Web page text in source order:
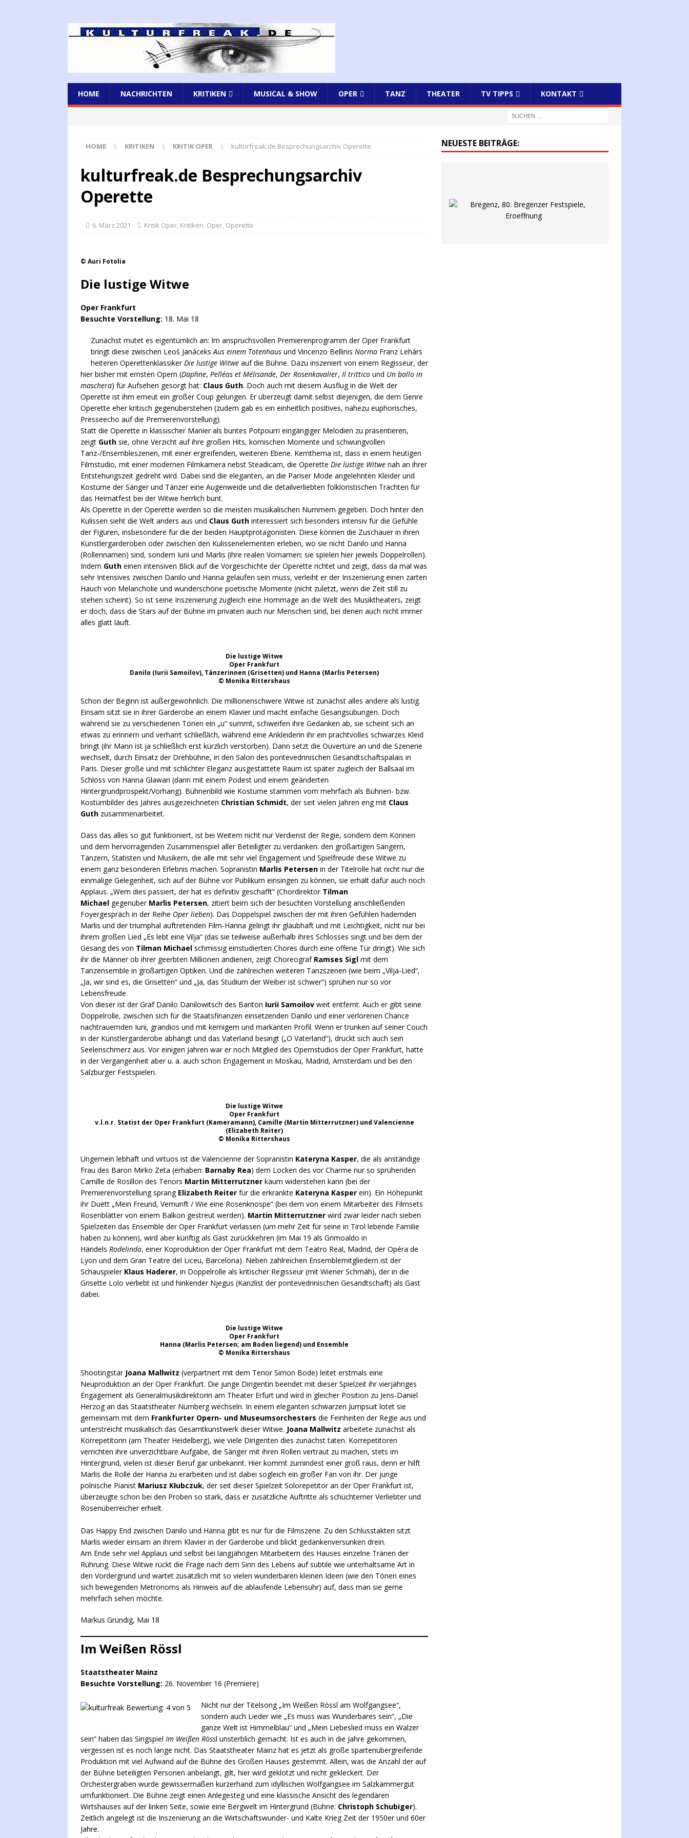
HOME NACHRICHTEN KRITIKEN MUSICAL & SHOW OPER TANZ THEATER TV TIPPS KONTAKT
HOME KRITIKEN KRITIK OPER kulturfreak.de Besprechungsarchiv Operette
kulturfreak.de Besprechungsarchiv
Operette
6. März 2021 Kritik Oper, Kritiken, Oper, Operette
© Auri Fotolia
Die lustige Witwe
Oper Frankfurt
Besuchte Vorstellung: 18. Mai 18
Zunächst mutet es eigentümlich an: Im anspruchsvollen Premierenprogramm der Oper Frankfurt
bringt diese zwischen Leoš JanáceksAus einem Totenhaus und Vincenzo Bellinis Norma Franz Lehárs
heiteren OperettenklassikerDie lustige Witwe auf die Bühne. Dazu inszeniert von einem Regisseur, der
hier bisher mit ernsten Opern (Daphne, Pelléas et Mélisande, Der Rosenkavalier, Il trittico und Un ballo in
maschera) für Aufsehen gesorgt hat: Claus Guth. Doch auch mit diesem Ausflug in die Welt der
Operette ist ihm erneut ein großer Coup gelungen. Er überzeugt damit selbst diejenigen, die dem Genre
Operette eher kritisch gegenüberstehen (zudem gab es ein einheitlich positives, nahezu euphorisches,
Presseecho auf die Premierenvorstellung).
Statt die Operette in klassischer Manier als buntes Potpourri eingängiger Melodien zu präsentieren,
zeigt Guth sie, ohne Verzicht auf ihre großen Hits, komischen Momente und schwungvollen
Tanz-/Ensembleszenen, mit einer ergreifenden, weiteren Ebene. Kernthema ist, dass in einem heutigen
Filmstudio, mit einer modernen Filmkamera nebst Steadicam, die Operette Die lustige Witwe nah an ihrer
Entstehungszeit gedreht wird. Dabei sind die eleganten, an die Pariser Mode angelehnten Kleider und
Kostüme der Sänger und Tänzer eine Augenweide und die detailverliebten folkloristischen Trachten für
das Heimatfest bei der Witwe herrlich bunt.
Als Operette in der Operette werden so die meisten musikalischen Nummern gegeben. Doch hinter den
Kulissen sieht die Welt anders aus und Claus Guth interessiert sich besonders intensiv für die Gefühle
der Figuren, insbesondere für die der beiden Hauptprotagonisten. Diese können die Zuschauer in ihren
Künstlergarderoben oder zwischen den Kulissenelementen erleben, wo sie nicht Danilo und Hanna
(Rollennamen) sind, sondern Iurii und Marlis (ihre realen Vornamen; sie spielen hier jeweils Doppelrollen).
Indem Guth einen intensiven Blick auf die Vorgeschichte der Operette richtet und zeigt, dass da mal was
sehr Intensives zwischen Danilo und Hanna gelaufen sein muss, verleiht er der Inszenierung einen zarten
Hauch von Melancholie und wunderschöne poetische Momente (nicht zuletzt, wenn die Zeit still zu
stehen scheint). So ist seine Inszenierung zugleich eine Hommage an die Welt des Musiktheaters, zeigt
er doch, dass die Stars auf der Bühne im privaten auch nur Menschen sind, bei denen auch nicht immer
alles glatt läuft.
Die lustige Witwe
Oper Frankfurt
Danilo (Iurii Samoilov), Tänzerinnen (Grisetten) und Hanna (Marlis Petersen)
© Monika Rittershaus
Schon der Beginn ist außergewöhnlich. Die millionenschwere Witwe ist zunächst alles andere als lustig.
Einsam sitzt sie in ihrer Garderobe an einem Klavier und macht einfache Gesangsübungen. Doch
während sie zu verschiedenen Tönen ein „u“ summt, schweifen ihre Gedanken ab, sie scheint sich an
etwas zu erinnern und verharrt schließlich, während eine Ankleiderin ihr ein prachtvolles schwarzes Kleid
bringt (ihr Mann ist ja schließlich erst kürzlich verstorben). Dann setzt die Ouvertüre an und die Szenerie
wechselt, durch Einsatz der Drehbühne, in den Salon des pontevedrinischen Gesandtschaftspalais in
Paris. Dieser große und mit schlichter Eleganz ausgestattete Raum ist später zugleich der Ballsaal im
Schloss von Hanna Glawari (dann mit einem Podest und einem geänderten
Hintergrundprospekt/Vorhang). Bühnenbild wie Kostüme stammen vom mehrfach als Bühnen- bzw.
Kostümbilder des Jahres ausgezeichneten Christian Schmidt, der seit vielen Jahren eng mit Claus
Guth zusammenarbeitet.
Dass das alles so gut funktioniert, ist bei Weitem nicht nur Verdienst der Regie, sondern dem Können
und dem hervorragenden Zusammenspiel aller Beteiligter zu verdanken: den großartigen Sängern,
Tänzern, Statisten und Musikern, die alle mit sehr viel Engagement und Spielfreude diese Witwe zu
einem ganz besonderen Erlebnis machen. Sopranistin Marlis Petersen in der Titelrolle hat nicht nur die
einmalige Gelegenheit, sich auf der Bühne vor Publikum einsingen zu können, sie erhält dafür auch noch
Applaus. „Wem dies passiert, der hat es definitiv geschafft“ (Chordirektor Tilman
Michael gegenüber Marlis Petersen, zitiert beim sich der besuchten Vorstellung anschließenden
Foyergespräch in der Reihe Oper lieben). Das Doppelspiel zwischen der mit ihren Gefühlen hadernden
Marlis und der triumphal auftretenden Film-Hanna gelingt ihr glaubhaft und mit Leichtigkeit, nicht nur bei
ihrem großen Lied „Es lebt eine Vilja“ (das sie teilweise außerhalb ihres Schlosses singt und bei dem der
Gesang des von Tilman Michael schmissig einstudierten Chores durch eine offene Tür dringt). Wie sich
ihr die Männer ob ihrer geerbten Millionen andienen, zeigt Choreograf Ramses Sigl mit dem
Tanzensemble in großartigen Optiken. Und die zahlreichen weiteren Tanzszenen (wie beim „Vilja-Lied“,
„Ja, wir sind es, die Grisetten“ und „Ja, das Studium der Weiber ist schwer“) sprühen nur so vor
Lebensfreude.
Von dieser ist der Graf Danilo Danilowitsch des Bariton Iurii Samoilov weit entfernt. Auch er gibt seine
Doppelrolle, zwischen sich für die Staatsfinanzen einsetzenden Danilo und einer verlorenen Chance
nachtrauernden Iurii, grandios und mit kernigem und markanten Profil. Wenn er trunken auf seiner Couch
in der Künstlergarderobe abhängt und das Vaterland besingt („O Vaterland“), drückt sich auch sein
Seelenschmerz aus. Vor einigen Jahren war er noch Mitglied des Opernstudios der Oper Frankfurt, hatte
in der Vergangenheit aber u. a. auch schon Engagement in Moskau, Madrid, Amsterdam und bei den
Salzburger Festspielen.
Die lustige Witwe
Oper Frankfurt
v.l.n.r. Statist der Oper Frankfurt (Kameramann), Camille (Martin Mitterrutzner) und Valencienne
(Elizabeth Reiter)
© Monika Rittershaus
Ungemein lebhaft und virtuos ist die Valencienne der Sopranistin Kateryna Kasper, die als anständige
Frau des Baron Mirko Zeta (erhaben: Barnaby Rea) dem Locken des vor Charme nur so sprühenden
Camille de Rosillon des Tenors Martin Mitterrutzner kaum widerstehen kann (bei der
Premierenvorstellung sprang Elizabeth Reiter für die erkrankte Kateryna Kasper ein). Ein Höhepunkt
ihr Duett „Mein Freund, Vernunft / Wie eine Rosenknospe“ (bei dem von einem Mitarbeiter des Filmsets
Rosenblätter von einem Balkon gestreut werden). Martin Mitterrutzner wird zwar leider nach sieben
Spielzeiten das Ensemble der Oper Frankfurt verlassen (um mehr Zeit für seine in Tirol lebende Familie
haben zu können), wird aber künftig als Gast zurückkehren (im Mai 19 als Grimoaldo in
Händels Rodelinda, einer Koproduktion der Oper Frankfurt mit dem Teatro Real, Madrid, der Opéra de
Lyon und dem Gran Teatre del Liceu, Barcelona). Neben zahlreichen Ensemblemitgliedern ist der
Schauspieler Klaus Haderer, in Doppelrolle als kritischer Regisseur (mit Wiener Schmäh), der in die
Grisette Lolo verliebt ist und hinkender Njegus (Kanzlist der pontevedrinischen Gesandtschaft) als Gast
dabei.
Die lustige Witwe
Oper Frankfurt
Hanna (Marlis Petersen; am Boden liegend) und Ensemble
© Monika Rittershaus
Shootingstar Joana Mallwitz (verpartnert mit dem Tenor Simon Bode) leitet erstmals eine
Neuproduktion an der Oper Frankfurt. Die junge Dirigentin beendet mit dieser Spielzeit ihr vierjähriges
Engagement als Generalmusikdirektorin am Theater Erfurt und wird in gleicher Position zu Jens-Daniel
Herzog an das Staatstheater Nürnberg wechseln. In einem eleganten schwarzen Jumpsuit lotet sie
gemeinsam mit dem Frankfurter Opern- und Museumsorchesters die Feinheiten der Regie aus und
unterstreicht musikalisch das Gesamtkunstwerk dieser Witwe. Joana Mallwitz arbeitete zunächst als
Korrepetitorin (am Theater Heidelberg), wie viele Dirigenten dies zunächst taten. Korrepetitoren
verrichten ihre unverzichtbare Aufgabe, die Sänger mit ihren Rollen vertraut zu machen, stets im
Hintergrund, vielen ist dieser Beruf gar unbekannt. Hier kommt zumindest einer groß raus, denn er hilft
Marlis die Rolle der Hanna zu erarbeiten und ist dabei sogleich ein großer Fan von ihr. Der junge
polnische Pianist Mariusz Kłubczuk, der seit dieser Spielzeit Solorepetitor an der Oper Frankfurt ist,
überzeugte schon bei den Proben so stark, dass er zusätzliche Auftritte als schüchterner Verliebter und
Rosenüberreicher erhielt.
Das Happy End zwischen Danilo und Hanna gibt es nur für die Filmszene. Zu den Schlusstakten sitzt
Marlis wieder einsam an ihrem Klavier in der Garderobe und blickt gedankenversunken drein.
Am Ende sehr viel Applaus und selbst bei langjährigen Mitarbeitern des Hauses einzelne Tränen der
Rührung. Diese Witwe rückt die Frage nach dem Sinn des Lebens auf subtile wie unterhaltsame Art in
den Vordergrund und wartet zusätzlich mit so vielen wunderbaren kleinen Ideen (wie den Tönen eines
sich bewegenden Metronoms als Hinweis auf die ablaufende Lebensuhr) auf, dass man sie gerne
mehrfach sehen möchte.
Markus Gründig, Mai 18
Im Weißen Rössl
Staatstheater Mainz
Besuchte Vorstellung: 26. November 16 (Premiere)
Nicht nur der Titelsong „Im Weißen Rössl am Wolfgangsee“,
sondern auch Lieder wie „Es muss was Wunderbares sein“, „Die
ganze Welt ist Himmelblau“ und „Mein Liebeslied muss ein Walzer
sein“ haben das Singspiel Im Weißen Rössl unsterblich gemacht. Ist es auch in die Jahre gekommen,
vergessen ist es noch lange nicht. Das Staatstheater Mainz hat es jetzt als große spartenübergreifende
Produktion mit viel Aufwand auf die Bühne des Großen Hauses gestemmt. Allein, was die Anzahl der auf
der Bühne beteiligten Personen anbelangt, gilt, hier wird geklotzt und nicht gekleckert. Der
Orchestergraben wurde gewissermaßen kurzerhand zum idyllischen Wolfgangsee im Salzkammergut
umfunktioniert. Die Bühne zeigt einen Anlegesteg und eine klassische Ansicht des legendären
Wirtshauses auf der linken Seite, sowie eine Bergwelt im Hintergrund (Bühne: Christoph Schubiger).
Zeitlich angelegt ist die Inszenierung an die Wirtschaftswunder- und Kalte Krieg Zeit der 1950er und 60er
Jahre.
NEUESTE BEITRÄGE: